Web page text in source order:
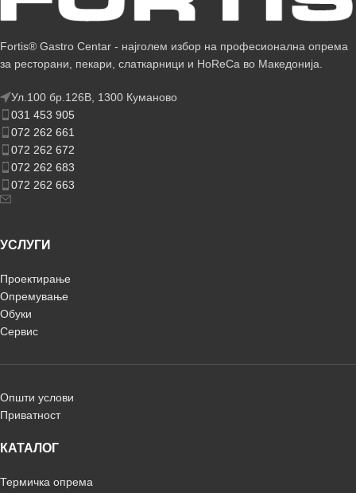
Fortis® Gastro Centar - најголем избор на професионална опрема
за ресторани, пекари, слаткарници и HoReCa во Македонија.
Ул.100 бр.126В, 1300 Куманово
031 453 905
072 262 661
072 262 672
072 262 683
072 262 663
УСЛУГИ
Проектирање
Опремување
Обуки
Сервис
Општи услови
Приватност
КАТАЛОГ
Термичка опрема